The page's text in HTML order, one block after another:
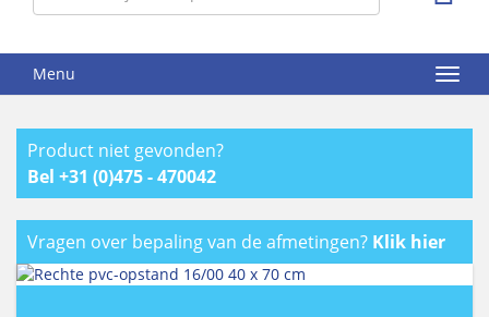
Menu
Product niet gevonden?
Bel +31 (0)475 - 470042
Vragen over bepaling van de afmetingen? Klik hier